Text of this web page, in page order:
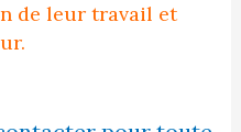
de leur travail et